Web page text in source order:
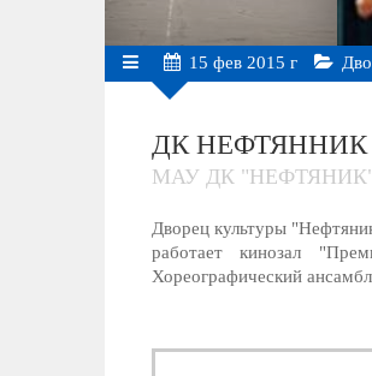
15 фев 2015 г
ДК НЕФТЯННИК
МАУ ДК
Дворец культуры
работает кинозал
Хореографический